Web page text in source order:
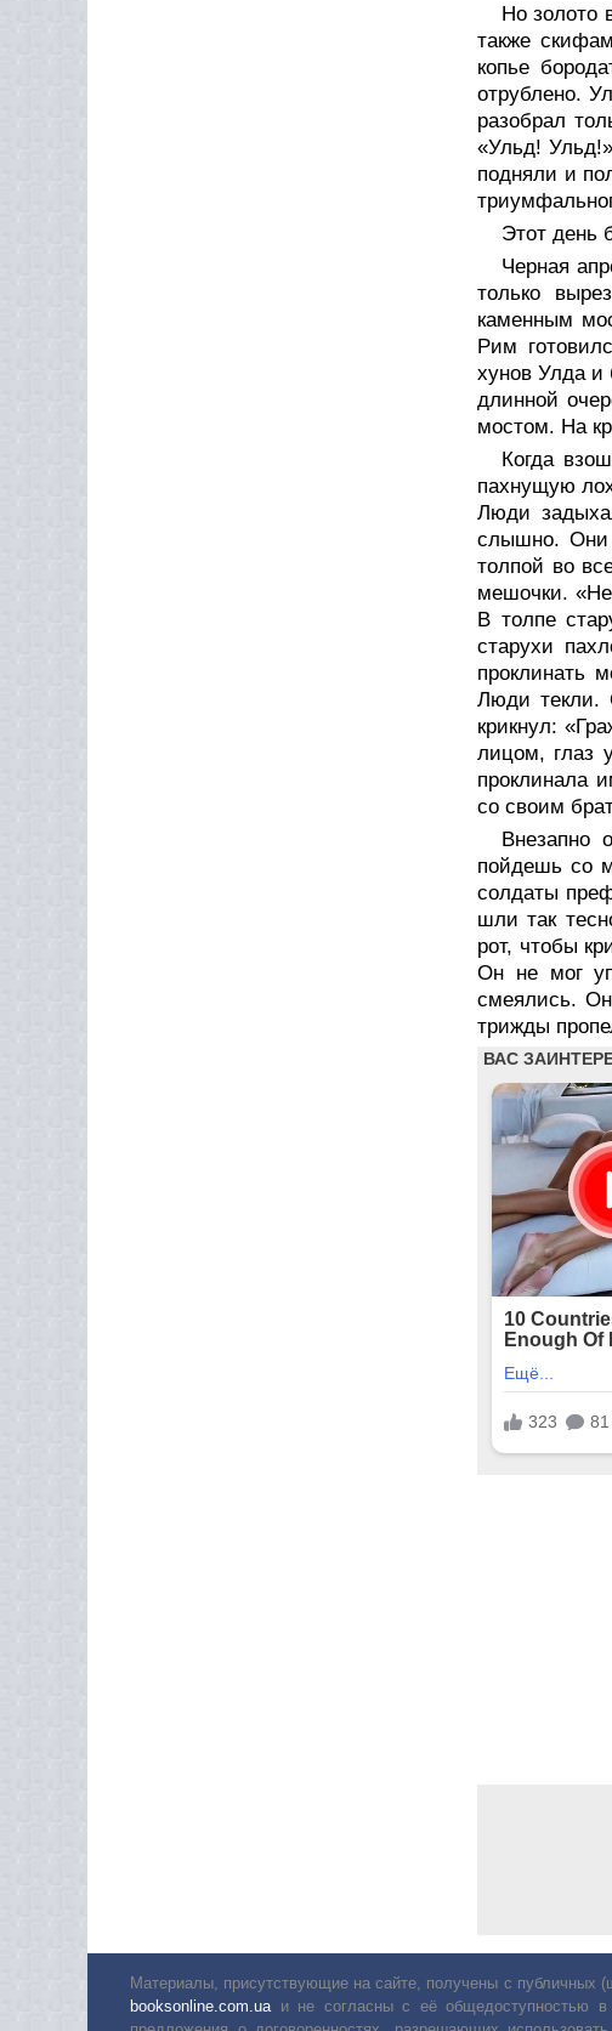
Но золото
также
копье
отрублено.
разобрал
«Ульд!
подняли и
Этот день
Черная
только
каменным
Рим
хунов Улда и
длинной
мостом. На
Когда
пахнущую
Люди
слышно. Они
толпой во
мешочки.
В толпе
старухи
проклинать
Люди текли.
крикнул:
лицом, глаз
проклинала
со своим
Внезапно
пойдешь со
солдаты
шли так
рот, чтобы
Он не мог
смеялись.
трижды
Материалы, присутствующие на сайте, получены с публичных
booksonline.com.ua и не согласны с её общедоступностью